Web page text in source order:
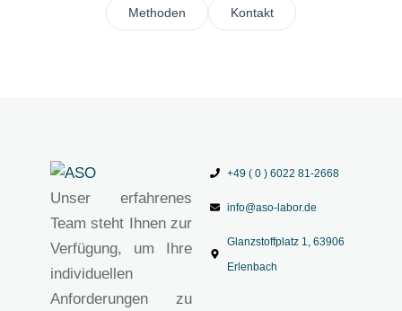
Methoden Kontakt
Unser erfahrenes
Team steht Ihnen zur
Verfügung, um Ihre
individuellen
Anforderungen zu
+49 ( 0 ) 6022 81-2668
info@aso-labor.de
Glanzstoffplatz 1, 63906
Erlenbach